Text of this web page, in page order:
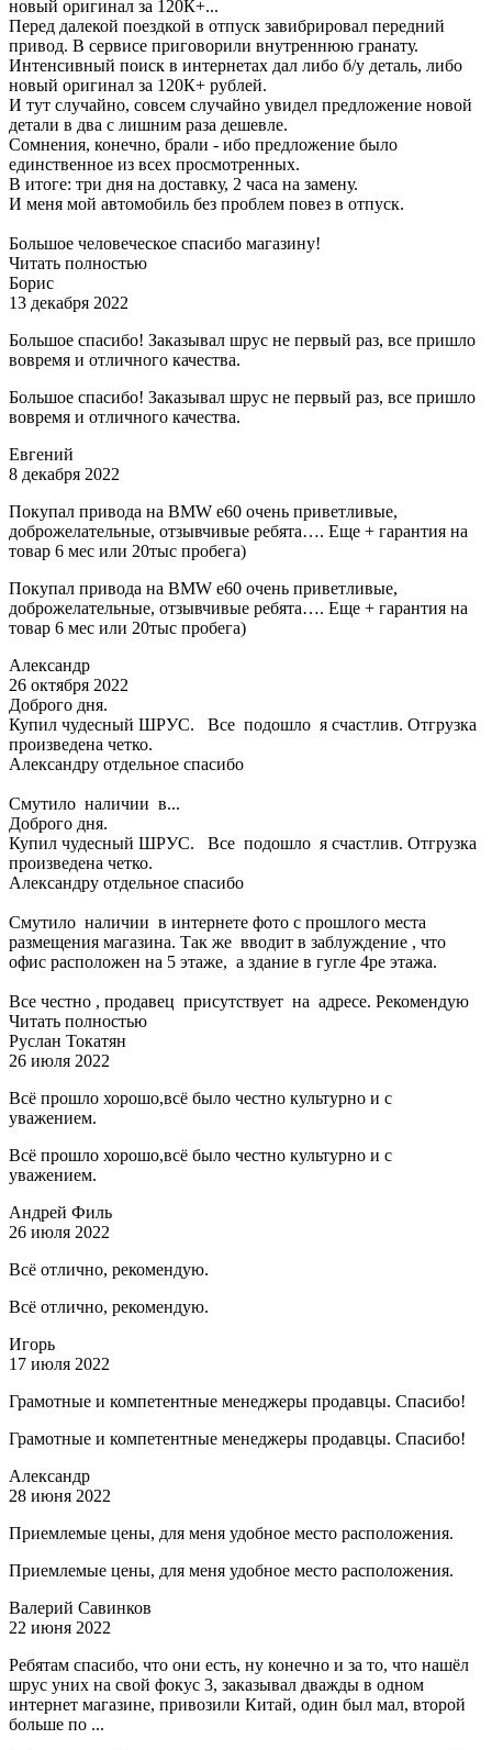
новый оригинал за 120К+...
Перед далекой поездкой в отпуск завибрировал передний
привод. В сервисе приговорили внутреннюю гранату.
Интенсивный поиск в интернетах дал либо б/у деталь, либо
новый оригинал за 120К+ рублей.
И тут случайно, совсем случайно увидел предложение новой
детали в два с лишним раза дешевле.
Сомнения, конечно, брали - ибо предложение было
единственное из всех просмотренных.
В итоге: три дня на доставку, 2 часа на замену.
И меня мой автомобиль без проблем повез в отпуск.
Большое человеческое спасибо магазину!
Читать полностью
Борис
13 декабря 2022
Большое спасибо! Заказывал шрус не первый раз, все пришло
вовремя и отличного качества.
Большое спасибо! Заказывал шрус не первый раз, все пришло
вовремя и отличного качества.
Евгений
8 декабря 2022
Покупал привода на BMW e60 очень приветливые,
доброжелательные, отзывчивые ребята…. Еще + гарантия на
товар 6 мес или 20тыс пробега)
Покупал привода на BMW e60 очень приветливые,
доброжелательные, отзывчивые ребята…. Еще + гарантия на
товар 6 мес или 20тыс пробега)
Александр
26 октября 2022
Доброго дня.
Купил чудесный ШРУС. Все подошло я счастлив. Отгрузка
произведена четко.
Александру отдельное спасибо
Смутило наличии в...
Доброго дня.
Купил чудесный ШРУС. Все подошло я счастлив. Отгрузка
произведена четко.
Александру отдельное спасибо
Смутило наличии в интернете фото с прошлого места
размещения магазина. Так же вводит в заблуждение , что
офис расположен на 5 этаже, а здание в гугле 4ре этажа.
Все честно , продавец присутствует на адресе. Рекомендую
Читать полностью
Руслан Токатян
26 июля 2022
Всё прошло хорошо,всё было честно культурно и с
уважением.
Всё прошло хорошо,всё было честно культурно и с
уважением.
Андрей Филь
26 июля 2022
Всё отлично, рекомендую.
Всё отлично, рекомендую.
Игорь
17 июля 2022
Грамотные и компетентные менеджеры продавцы. Спасибо!
Грамотные и компетентные менеджеры продавцы. Спасибо!
Александр
28 июня 2022
Приемлемые цены, для меня удобное место расположения.
Приемлемые цены, для меня удобное место расположения.
Валерий Савинков
22 июня 2022
Ребятам спасибо, что они есть, ну конечно и за то, что нашёл
шрус уних на свой фокус 3, заказывал дважды в одном
интернет магазине, привозили Китай, один был мал, второй
больше по ...